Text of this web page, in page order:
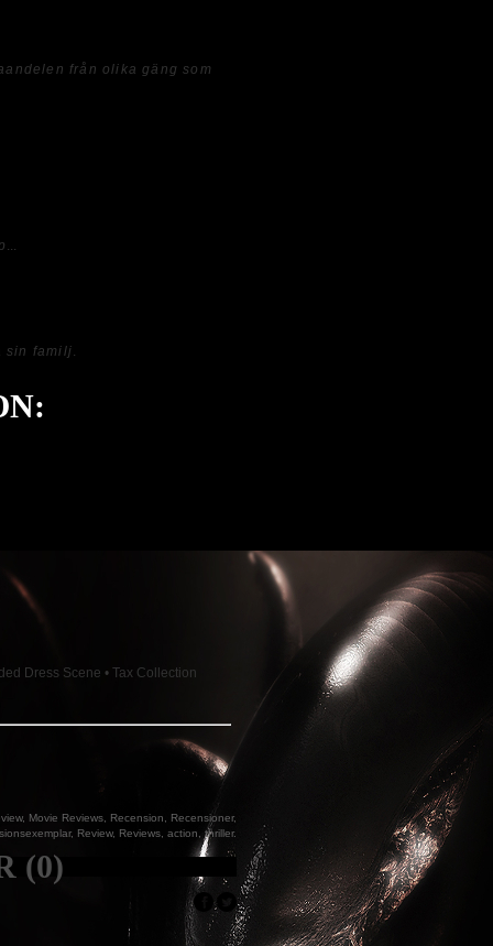
från olika gäng som
...
sin familj.
Dress Scene • Tax Collection
, Movie Reviews Recension Recensioner,
, Review, Reviews action thriller.
(0)